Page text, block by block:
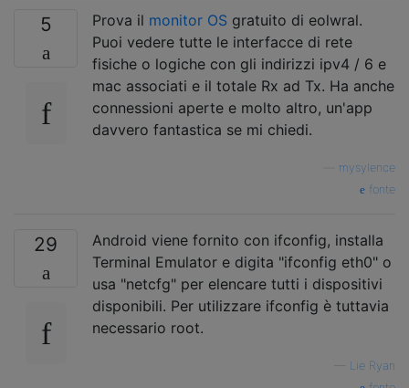
5 Prova il monitor OS gratuito di eolwral.
Puoi vedere tutte le interfacce di rete
fisiche o logiche con gli indirizzi ipv4 / 6 e
mac associati e il totale Rx ad Tx. Ha anche
connessioni aperte e molto altro, un'app
davvero fantastica se mi chiedi.
mysylence
fonte
29
Android viene fornito con ifconfig, installa
Terminal Emulator e digita "ifconfig eth0" o
usa "netcfg" per elencare tutti i dispositivi
disponibili. Per utilizzare ifconfig è tuttavia
necessario root.
Lie Ryan